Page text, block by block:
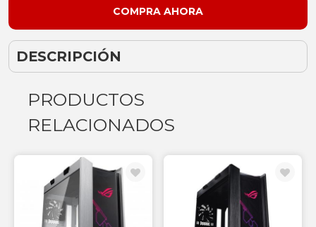
DESCRIPCIÓN
PRODUCTOS
RELACIONADOS